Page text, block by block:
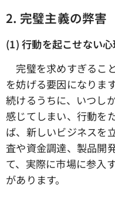
2. 完璧主義の弊害
(1) 行動を起こせない
完璧を求めすぎるこ
を妨げる要因になりま
続けるうちに、いつし
感じてしまい、行動を
ば、新しいビジネスを
査や資金調達、製品開
て、実際に市場に参入
があります。